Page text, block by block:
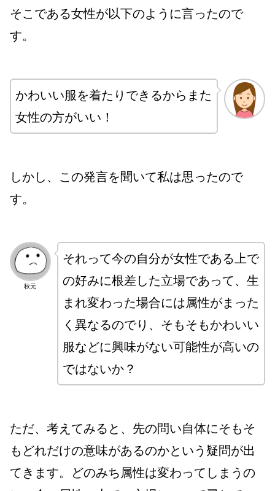
そこである女性が以下のように言ったので
す。
かわいい服を着たりできるからまた
女性の方がいい！
しかし、この発言を聞いて私は思ったので
す。
秋元
それって今の自分が女性である上で
の好みに根差した立場であって、生
まれ変わった場合には属性がまった
く異なるのでり、そもそもかわいい
服などに興味がない可能性が高いの
ではないか？
ただ、考えてみると、先の問い自体にそもそ
もどれだけの意味があるのかという疑問が出
てきます。どのみち属性は変わってしまうの